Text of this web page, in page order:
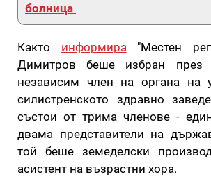
болница
Както информира "Местен
Димитров беше избран през
независим член на органа на
силистренското здравно
състои от трима членове -
двама представители на
той беше земеделски
асистент на възрастни хора.